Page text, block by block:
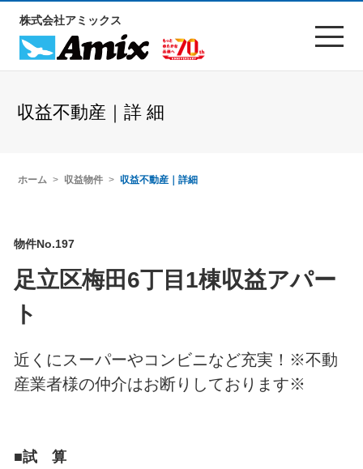
株式会社アミックス
収益不動産｜詳 細
ホーム 収益物件 収益不動産｜詳細
物件No.197
足立区梅田6丁目1棟収益アパー
ト
近くにスーパーやコンビニなど充実！※不動
産業者様の仲介はお断りしております※
■試 算